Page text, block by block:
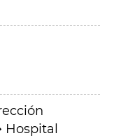
Hospital